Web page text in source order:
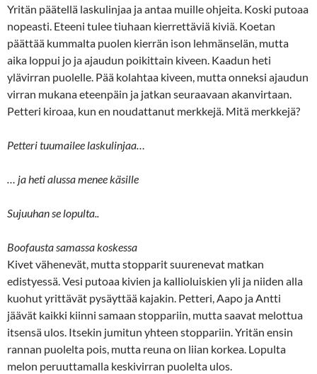
Yritän päätellä laskulinjaa ja antaa muille ohjeita. Koski putoaa
nopeasti. Eteeni tulee tiuhaan kierrettäviä kiviä. Koetan
päättää kummalta puolen kierrän ison lehmänselän, mutta
aika loppui jo ja ajaudun poikittain kiveen. Kaadun heti
ylävirran puolelle. Pää kolahtaa kiveen, mutta onneksi ajaudun
virran mukana eteenpäin ja jatkan seuraavaan akanvirtaan.
Petteri kiroaa, kun en noudattanut merkkejä. Mitä merkkejä?
Petteri tuumailee laskulinjaa…
… ja heti alussa menee käsille
Sujuuhan se lopulta..
Boofausta samassa koskessa
Kivet vähenevät, mutta stopparit suurenevat matkan
edistyessä. Vesi putoaa kivien ja kallioluiskien yli ja niiden alla
kuohut yrittävät pysäyttää kajakin. Petteri, Aapo ja Antti
jäävät kaikki kiinni samaan stoppariin, mutta saavat melottua
itsensä ulos. Itsekin jumitun yhteen stoppariin. Yritän ensin
rannan puolelta pois, mutta reuna on liian korkea. Lopulta
melon peruuttamalla keskivirran puolelta ulos.